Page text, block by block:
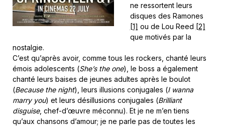
ne ressortent leurs
disques des Ramones
[1] ou de Lou Reed [2]
que motivés par la
nostalgie.
C’est qu’après avoir, comme tous les rockers, chanté leurs
émois adolescents (She’s the one), le boss a également
chanté leurs baises de jeunes adultes après le boulot
(Because the night), leurs illusions conjugales (I wanna
marry you) et leurs désillusions conjugales (Brilliant
disguise, chef-d’œuvre méconnu). Et je ne m’en tiens
qu’aux chansons d’amour; je ne parle pas de toutes les